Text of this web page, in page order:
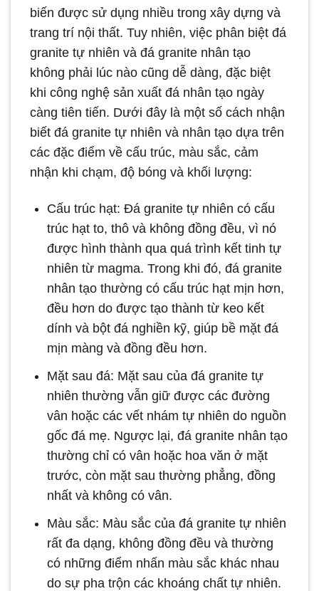
biến được sử dụng nhiều trong xây dựng và
trang trí nội thất. Tuy nhiên, việc phân biệt đá
granite tự nhiên và đá granite nhân tạo
không phải lúc nào cũng dễ dàng, đặc biệt
khi công nghệ sản xuất đá nhân tạo ngày
càng tiên tiến. Dưới đây là một số cách nhận
biết đá granite tự nhiên và nhân tạo dựa trên
các đặc điểm về cấu trúc, màu sắc, cảm
nhận khi chạm, độ bóng và khối lượng:
Cấu trúc hạt: Đá granite tự nhiên có cấu
trúc hạt to, thô và không đồng đều, vì nó
được hình thành qua quá trình kết tinh tự
nhiên từ magma. Trong khi đó, đá granite
nhân tạo thường có cấu trúc hạt mịn hơn,
đều hơn do được tạo thành từ keo kết
dính và bột đá nghiền kỹ, giúp bề mặt đá
mịn màng và đồng đều hơn.
Mặt sau đá: Mặt sau của đá granite tự
nhiên thường vẫn giữ được các đường
vân hoặc các vết nhám tự nhiên do nguồn
gốc đá mẹ. Ngược lại, đá granite nhân tạo
thường chỉ có vân hoặc hoa văn ở mặt
trước, còn mặt sau thường phẳng, đồng
nhất và không có vân.
Màu sắc: Màu sắc của đá granite tự nhiên
rất đa dạng, không đồng đều và thường
có những điểm nhấn màu sắc khác nhau
do sự pha trộn các khoáng chất tự nhiên.